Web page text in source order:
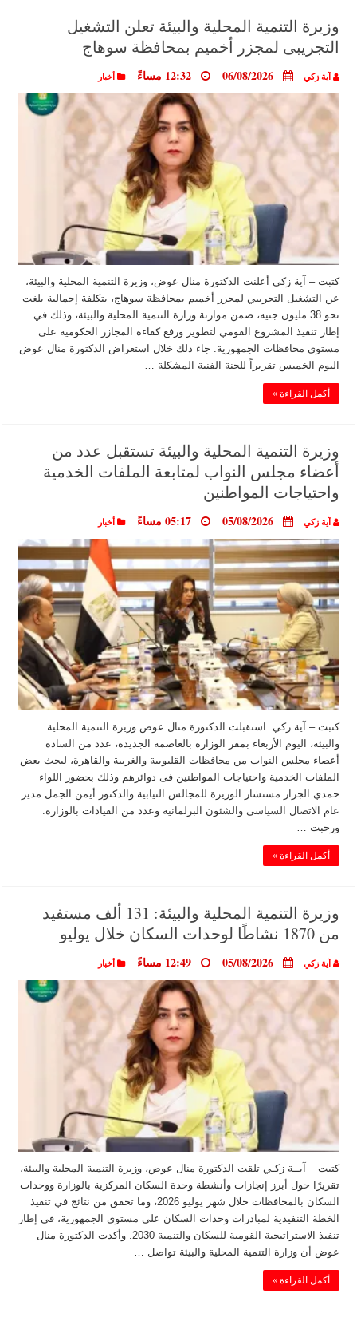
وزيرة التنمية المحلية والبيئة تعلن التشغيل
التجريبى لمجزر أخميم بمحافظة سوهاج
آية زكي 06/08/2026 12:32 مساءً أخبار
كتبت – آية زكي أعلنت الدكتورة منال عوض، وزيرة التنمية المحلية والبيئة،
عن التشغيل التجريبي لمجزر أخميم بمحافظة سوهاج، بتكلفة إجمالية بلغت
نحو 38 مليون جنيه، ضمن موازنة وزارة التنمية المحلية والبيئة، وذلك في
إطار تنفيذ المشروع القومي لتطوير ورفع كفاءة المجازر الحكومية على
مستوى محافظات الجمهورية. جاء ذلك خلال استعراض الدكتورة منال عوض
اليوم الخميس تقريراً للجنة الفنية المشكلة …
أكمل القراءة »
وزيرة التنمية المحلية والبيئة تستقبل عدد من
أعضاء مجلس النواب لمتابعة الملفات الخدمية
واحتياجات المواطنين
آية زكي 05/08/2026 05:17 مساءً أخبار
كتبت – آية زكي استقبلت الدكتورة منال عوض وزيرة التنمية المحلية
والبيئة، اليوم الأربعاء بمقر الوزارة بالعاصمة الجديدة، عدد من السادة
أعضاء مجلس النواب من محافظات القليوبية والغربية والقاهرة، لبحث بعض
الملفات الخدمية واحتياجات المواطنين فى دوائرهم وذلك بحضور اللواء
حمدي الجزار مستشار الوزيرة للمجالس النيابية والدكتور أيمن الجمل مدير
عام الاتصال السياسى والشئون البرلمانية وعدد من القيادات بالوزارة.
ورحبت …
أكمل القراءة »
وزيرة التنمية المحلية والبيئة: 131 ألف مستفيد
من 1870 نشاطًا لوحدات السكان خلال يوليو
آية زكي 05/08/2026 12:49 مساءً أخبار
كتبت – آيــة زكـي تلقت الدكتورة منال عوض، وزيرة التنمية المحلية والبيئة،
تقريرًا حول أبرز إنجازات وأنشطة وحدة السكان المركزية بالوزارة ووحدات
السكان بالمحافظات خلال شهر يوليو 2026، وما تحقق من نتائج في تنفيذ
الخطة التنفيذية لمبادرات وحدات السكان على مستوى الجمهورية، في إطار
تنفيذ الاستراتيجية القومية للسكان والتنمية 2030. وأكدت الدكتورة منال
عوض أن وزارة التنمية المحلية والبيئة تواصل …
أكمل القراءة »